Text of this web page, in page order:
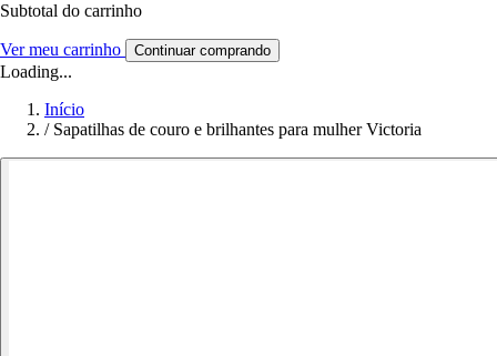
Subtotal do carrinho
Ver meu carrinho Continuar comprando
Loading...
Início
/ Sapatilhas de couro e brilhantes para mulher Victoria